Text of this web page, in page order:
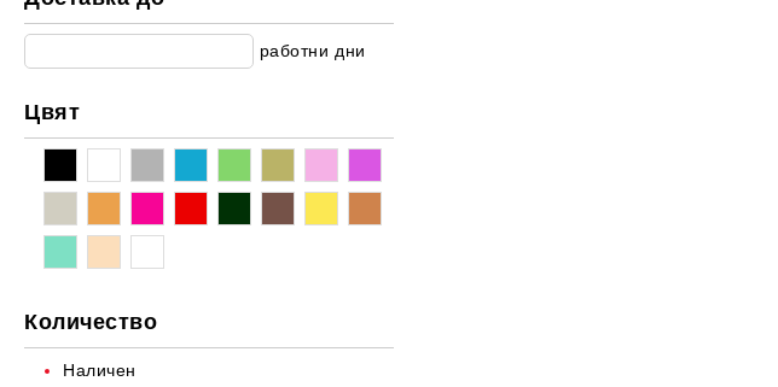
За прохождане
Мрежести/Прозиращи материи
Коледа
работни дни
Цвят
Количество
Наличен